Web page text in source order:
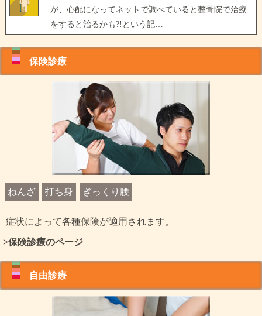
が、心配になってネットで調べていると整骨院で治療
をすると治るかも?!という記…
保険診療
ねんざ 打ち身 ぎっくり腰
症状によって各種保険が適用されます。
>保険診療のページ
自由診療